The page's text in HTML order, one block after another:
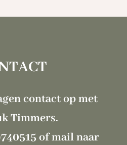
contact op met
Timmers.
of mail naar